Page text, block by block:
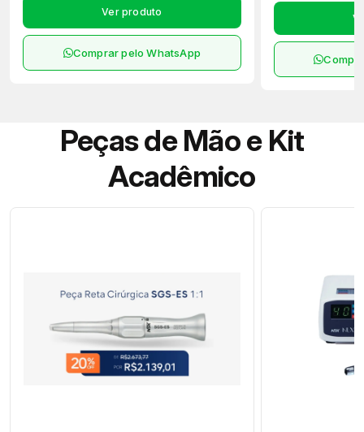
Ver produto
Comprar pelo WhatsApp
Peças de Mão e Kit
Acadêmico